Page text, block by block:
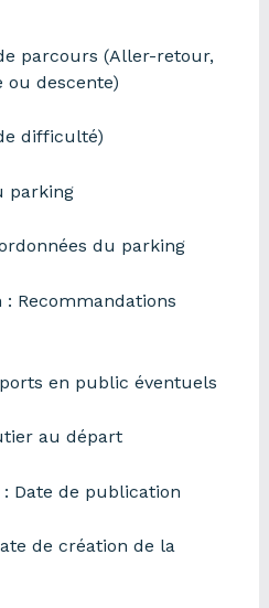
parcours (Aller-retour,
ou descente)
difficulté)
parking
du parking
Recommandations
en public éventuels
au départ
Date de publication
de création de la